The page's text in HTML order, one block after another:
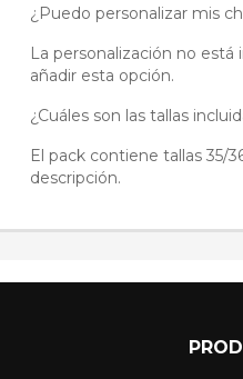
¿Puedo personalizar mis
La personalización no
añadir esta opción.
¿Cuáles son las tallas
El pack contiene tallas 35/
descripción.